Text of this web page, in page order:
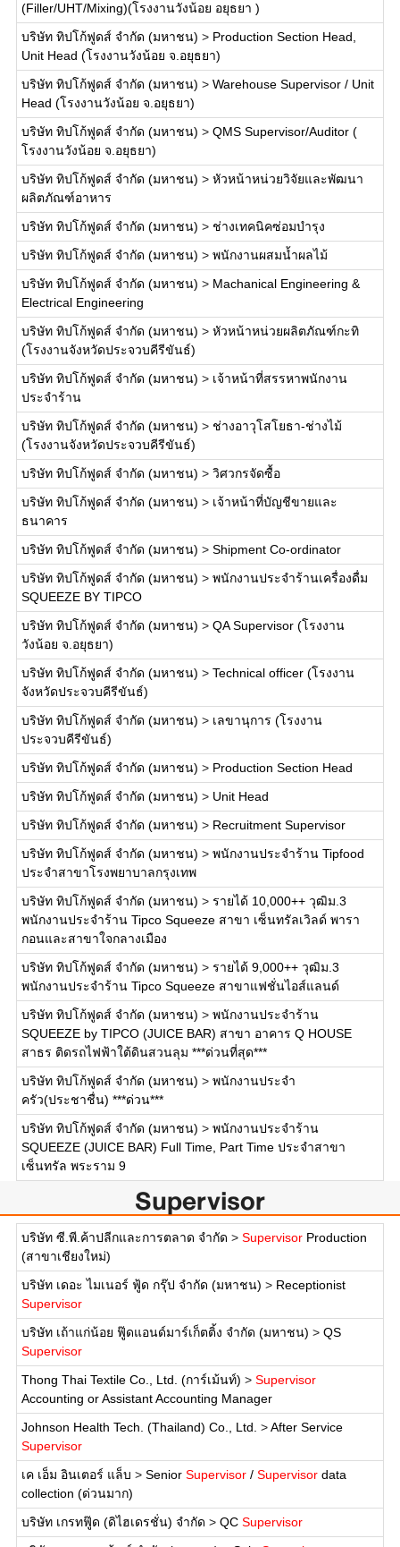
(Filler/UHT/Mixing)(โรงงานวังน้อย อยุธยา )
บริษัท ทิปโก้ฟูดส์ จำกัด (มหาชน) > Production Section Head,
Unit Head (โรงงานวังน้อย จ.อยุธยา)
บริษัท ทิปโก้ฟูดส์ จำกัด (มหาชน) > Warehouse Supervisor / Unit
Head (โรงงานวังน้อย จ.อยุธยา)
บริษัท ทิปโก้ฟูดส์ จำกัด (มหาชน) > QMS Supervisor/Auditor (
โรงงานวังน้อย จ.อยุธยา)
บริษัท ทิปโก้ฟูดส์ จำกัด (มหาชน) > หัวหน้าหน่วยวิจัยและพัฒนา
ผลิตภัณฑ์อาหาร
บริษัท ทิปโก้ฟูดส์ จำกัด (มหาชน) > ช่างเทคนิคซ่อมบำรุง
บริษัท ทิปโก้ฟูดส์ จำกัด (มหาชน) > พนักงานผสมน้ำผลไม้
บริษัท ทิปโก้ฟูดส์ จำกัด (มหาชน) > Machanical Engineering &
Electrical Engineering
บริษัท ทิปโก้ฟูดส์ จำกัด (มหาชน) > หัวหน้าหน่วยผลิตภัณฑ์กะทิ
(โรงงานจังหวัดประจวบคีรีขันธ์)
บริษัท ทิปโก้ฟูดส์ จำกัด (มหาชน) > เจ้าหน้าที่สรรหาพนักงาน
ประจำร้าน
บริษัท ทิปโก้ฟูดส์ จำกัด (มหาชน) > ช่างอาวุโสโยธา-ช่างไม้
(โรงงานจังหวัดประจวบคีรีขันธ์)
บริษัท ทิปโก้ฟูดส์ จำกัด (มหาชน) > วิศวกรจัดซื้อ
บริษัท ทิปโก้ฟูดส์ จำกัด (มหาชน) > เจ้าหน้าที่บัญชีขายและ
ธนาคาร
บริษัท ทิปโก้ฟูดส์ จำกัด (มหาชน) > Shipment Co-ordinator
บริษัท ทิปโก้ฟูดส์ จำกัด (มหาชน) > พนักงานประจำร้านเครื่องดื่ม
SQUEEZE BY TIPCO
บริษัท ทิปโก้ฟูดส์ จำกัด (มหาชน) > QA Supervisor (โรงงาน
วังน้อย จ.อยุธยา)
บริษัท ทิปโก้ฟูดส์ จำกัด (มหาชน) > Technical officer (โรงงาน
จังหวัดประจวบคีรีขันธ์)
บริษัท ทิปโก้ฟูดส์ จำกัด (มหาชน) > เลขานุการ (โรงงาน
ประจวบคีรีขันธ์)
บริษัท ทิปโก้ฟูดส์ จำกัด (มหาชน) > Production Section Head
บริษัท ทิปโก้ฟูดส์ จำกัด (มหาชน) > Unit Head
บริษัท ทิปโก้ฟูดส์ จำกัด (มหาชน) > Recruitment Supervisor
บริษัท ทิปโก้ฟูดส์ จำกัด (มหาชน) > พนักงานประจำร้าน Tipfood
ประจำสาขาโรงพยาบาลกรุงเทพ
บริษัท ทิปโก้ฟูดส์ จำกัด (มหาชน) > รายได้ 10,000++ วุฒิม.3
พนักงานประจำร้าน Tipco Squeeze สาขา เซ็นทรัลเวิลด์ พารา
กอนและสาขาใจกลางเมือง
บริษัท ทิปโก้ฟูดส์ จำกัด (มหาชน) > รายได้ 9,000++ วุฒิม.3
พนักงานประจำร้าน Tipco Squeeze สาขาแฟชั่นไอส์แลนด์
บริษัท ทิปโก้ฟูดส์ จำกัด (มหาชน) > พนักงานประจำร้าน
SQUEEZE by TIPCO (JUICE BAR) สาขา อาคาร Q HOUSE
สาธร ติดรถไฟฟ้าใต้ดินสวนลุม ***ด่วนที่สุด***
บริษัท ทิปโก้ฟูดส์ จำกัด (มหาชน) > พนักงานประจำ
ครัว(ประชาชื่น) ***ด่วน***
บริษัท ทิปโก้ฟูดส์ จำกัด (มหาชน) > พนักงานประจำร้าน
SQUEEZE (JUICE BAR) Full Time, Part Time ประจำสาขา
เซ็นทรัล พระราม 9
Supervisor
บริษัท ซี.พี.ค้าปลีกและการตลาด จำกัด > SupervisorProduction
(สาขาเชียงใหม่)
บริษัท เดอะ ไมเนอร์ ฟู้ด กรุ๊ป จำกัด (มหาชน) > Receptionist
Supervisor
บริษัท เถ้าแก่น้อย ฟู๊ดแอนด์มาร์เก็ตติ้ง จำกัด (มหาชน) > QS
Supervisor
Thong Thai Textile Co., Ltd. (การ์เม้นท์) > Supervisor
Accounting or Assistant Accounting Manager
Johnson Health Tech. (Thailand) Co., Ltd. >After Service
Supervisor
เค เอ็ม อินเตอร์ แล็บ > Senior Supervisor/ Supervisordata
collection (ด่วนมาก)
บริษัท เกรทฟู๊ด (ดิไฮเดรชั่น) จำกัด > QC Supervisor